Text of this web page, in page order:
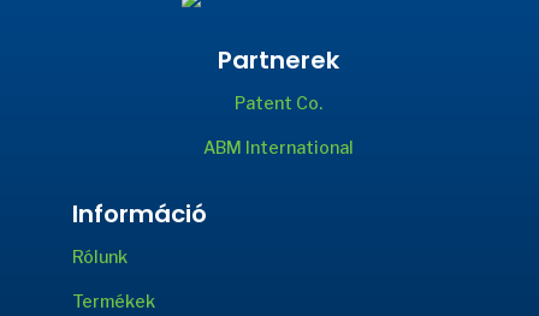
Partnerek
Patent Co.
ABM International
Információ
Rólunk
Termékek